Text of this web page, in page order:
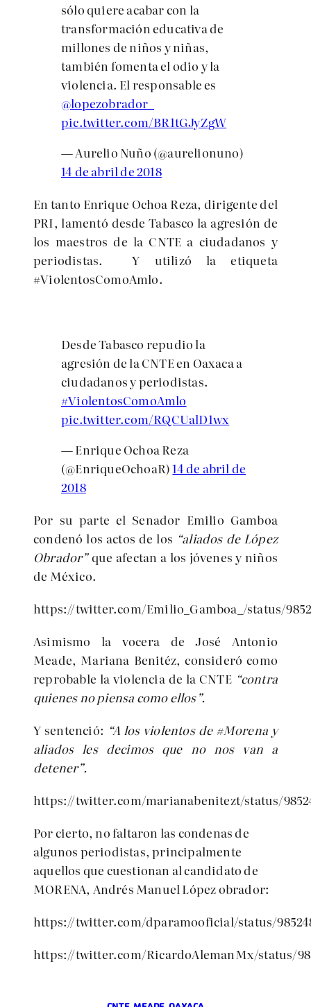
sólo quiere acabar con la
transformación educativa de
millones de niños y niñas,
también fomenta el odio y la
violencia. El responsable es
@lopezobrador_
pic.twitter.com/BR1tGJyZgW
— Aurelio Nuño (@aurelionuno)
14 de abril de 2018
En tanto Enrique Ochoa Reza, dirigente del
PRI, lamentó desde Tabasco la agresión de
los maestros de la CNTE a ciudadanos y
periodistas. Y utilizó la etiqueta
#ViolentosComoAmlo.
Desde Tabasco repudio la
agresión de la CNTE en Oaxaca a
ciudadanos y periodistas.
#ViolentosComoAmlo
pic.twitter.com/RQCUalD1wx
— Enrique Ochoa Reza
(@EnriqueOchoaR)14 de abril de
2018
Por su parte el Senador Emilio Gamboa
condenó los actos de los “aliados de López
Obrador”que afectan a los jóvenes y niños
de México.
https://twitter.com/Emilio_Gamboa_/status/
Asimismo la vocera de José Antonio
Meade, Mariana Benitéz, consideró como
reprobable la violencia de la CNTE “contra
quienes no piensa como ellos”.
Y sentenció: “A los violentos de #Morena y
aliados les decimos que no nos van a
detener”.
https://twitter.com/marianabenitezt/status/
Por cierto, no faltaron las condenas de
algunos periodistas, principalmente
aquellos que cuestionan al candidato de
MORENA, Andrés Manuel López obrador:
https://twitter.com/dparamooficial/status/
https://twitter.com/RicardoAlemanMx/status/